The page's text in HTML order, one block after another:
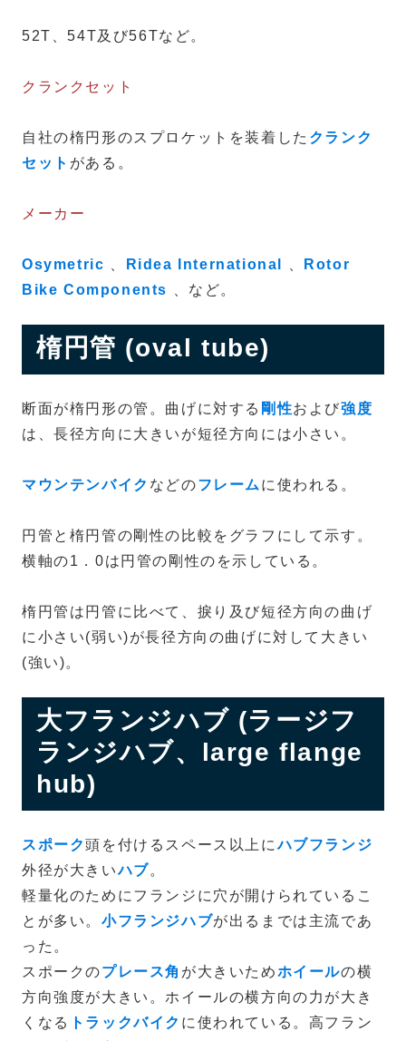
52T、54T及び56Tなど。
クランクセット
自社の楕円形のスプロケットを装着した クランク
セット がある。
メーカー
Osymetric Ridea International
Rotor
Bike Components
、など。
楕円管 (oval tube)
断面が楕円形の管。曲げに対する 剛性および強度
は、長径方向に大きいが短径方向には小さい。
マウンテンバイク などのフレーム に使われる。
円管と楕円管の剛性の比較をグラフにして示す。
横軸の1．0は円管の剛性のを示している。
楕円管は円管に比べて、捩り及び短径方向の曲げ
に小さい(弱い)が長径方向の曲げに対して大きい
(強い)。
大フランジハブ (ラージフ
ランジハブ、large flange
hub)
スポーク頭を付けるスペース以上にハブフランジ
外径が大きいハブ。
軽量化のためにフランジに穴が開けられているこ
とが多い。 小フランジハブが出るまでは主流であ
った。
スポークのプレース角 が大きいためホイールの横
方向強度が大きい。ホイールの横方向の力が大き
くなる
トラックバイク に使われている。高フラン